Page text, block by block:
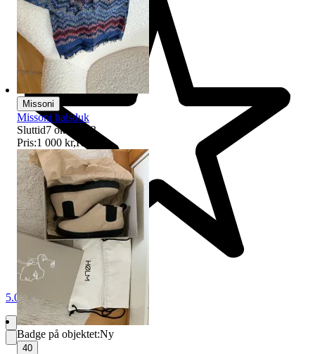
5.0
Missoni
Missoni halsduk
Sluttid7 okt 19:43.
Pris:1 000 kr,Köp nu.
Badge på objektet:Ny
40